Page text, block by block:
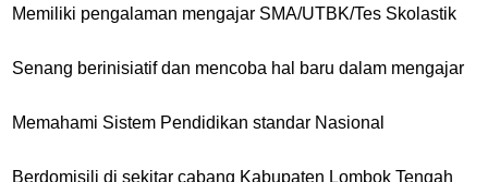
Memiliki pengalaman mengajar SMA/UTBK/Tes Skolastik
Senang berinisiatif dan mencoba hal baru dalam mengajar
Memahami Sistem Pendidikan standar Nasional
Berdomisili di sekitar cabang Kabupaten Lombok Tengah